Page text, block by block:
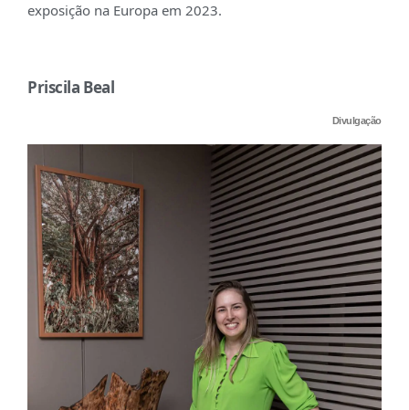
exposição na Europa em 2023.
Priscila Beal
Divulgação